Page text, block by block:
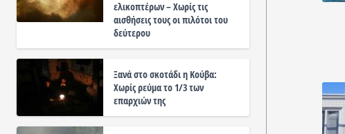
ελικοπτέρων – Χωρίς τις
αισθήσεις τους οι πιλότοι του
δεύτερου
Ξανά στο σκοτάδι η Κούβα:
Χωρίς ρεύμα το 1/3 των
επαρχιών της